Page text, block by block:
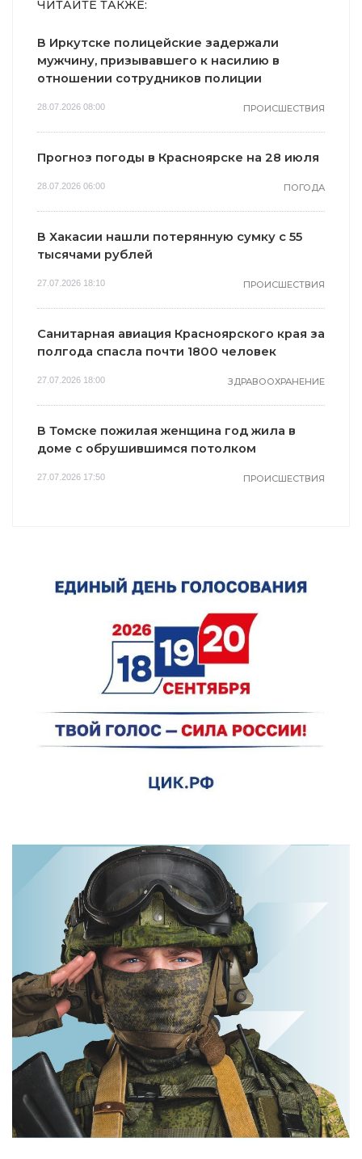
ЧИТАЙТЕ ТАКЖЕ:
В Иркутске полицейские задержали
мужчину, призывавшего к насилию в
отношении сотрудников полиции
28.07.2026 08:00 ПРОИСШЕСТВИЯ
Прогноз погоды в Красноярске на 28 июля
28.07.2026 06:00 ПОГОДА
В Хакасии нашли потерянную сумку с 55
тысячами рублей
27.07.2026 18:10 ПРОИСШЕСТВИЯ
Санитарная авиация Красноярского края за
полгода спасла почти 1800 человек
27.07.2026 18:00 ЗДРАВООХРАНЕНИЕ
В Томске пожилая женщина год жила в
доме с обрушившимся потолком
27.07.2026 17:50 ПРОИСШЕСТВИЯ